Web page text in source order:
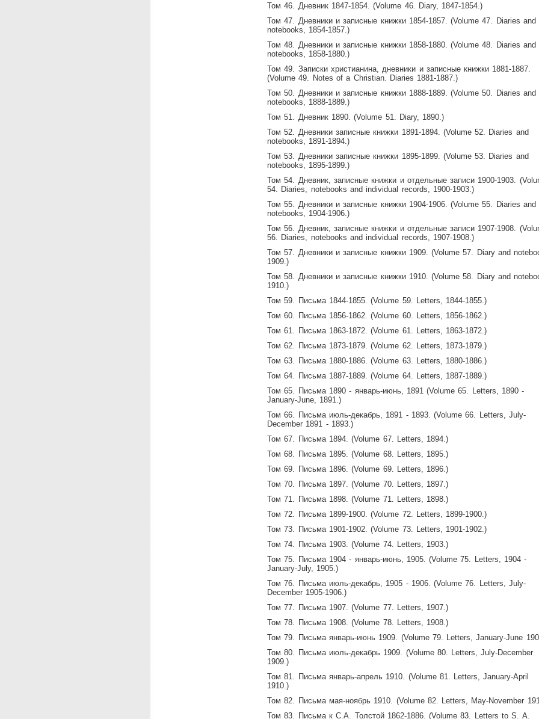
Том 46. Дневник 1847-1854. (Volume 46. Diary, 1847-1854.)
Том 47. Дневники и записные книжки 1854-1857. (Volume 47. Diaries and
notebooks, 1854-1857.)
Том 48. Дневники и записные книжки 1858-1880. (Volume 48. Diaries and
notebooks, 1858-1880.)
Том 49. Записки христианина, дневники и записные книжки 1881-1887.
(Volume 49. Notes of a Christian. Diaries 1881-1887.)
Том 50. Дневники и записные книжки 1888-1889. (Volume 50. Diaries and
notebooks, 1888-1889.)
Том 51. Дневник 1890. (Volume 51. Diary, 1890.)
Том 52. Дневники записные книжки 1891-1894. (Volume 52. Diaries and
notebooks, 1891-1894.)
Том 53. Дневники записные книжки 1895-1899. (Volume 53. Diaries and
notebooks, 1895-1899.)
Том 54. Дневник, записные книжки и отдельные записи 1900-1903.
54. Diaries, notebooks and individual records, 1900-1903.)
Том 55. Дневники и записные книжки 1904-1906. (Volume 55. Diaries and
notebooks, 1904-1906.)
Том 56. Дневник, записные книжки и отдельные записи 1907-1908.
56. Diaries, notebooks and individual records, 1907-1908.)
Том 57. Дневники и записные книжки 1909. (Volume 57. Diary and
1909.)
Том 58. Дневники и записные книжки 1910. (Volume 58. Diary and
1910.)
Том 59. Письма 1844-1855. (Volume 59. Letters, 1844-1855.)
Том 60. Письма 1856-1862. (Volume 60. Letters, 1856-1862.)
Том 61. Письма 1863-1872. (Volume 61. Letters, 1863-1872.)
Том 62. Письма 1873-1879. (Volume 62. Letters, 1873-1879.)
Том 63. Письма 1880-1886. (Volume 63. Letters, 1880-1886.)
Том 64. Письма 1887-1889. (Volume 64. Letters, 1887-1889.)
Том 65. Письма 1890 - январь-июнь, 1891 (Volume 65. Letters, 1890 -
January-June, 1891.)
Том 66. Письма июль-декабрь, 1891 - 1893. (Volume 66. Letters, July-
December 1891 - 1893.)
Том 67. Письма 1894. (Volume 67. Letters, 1894.)
Том 68. Письма 1895. (Volume 68. Letters, 1895.)
Том 69. Письма 1896. (Volume 69. Letters, 1896.)
Том 70. Письма 1897. (Volume 70. Letters, 1897.)
Том 71. Письма 1898. (Volume 71. Letters, 1898.)
Том 72. Письма 1899-1900. (Volume 72. Letters, 1899-1900.)
Том 73. Письма 1901-1902. (Volume 73. Letters, 1901-1902.)
Том 74. Письма 1903. (Volume 74. Letters, 1903.)
Том 75. Письма 1904 - январь-июнь, 1905. (Volume 75. Letters, 1904 -
January-July, 1905.)
Том 76. Письма июль-декабрь, 1905 - 1906. (Volume 76. Letters, July-
December 1905-1906.)
Том 77. Письма 1907. (Volume 77. Letters, 1907.)
Том 78. Письма 1908. (Volume 78. Letters, 1908.)
Том 79. Письма январь-июнь 1909. (Volume 79. Letters, January-June
Том 80. Письма июль-декабрь 1909. (Volume 80. Letters, July-December
1909.)
Том 81. Письма январь-апрель 1910. (Volume 81. Letters, January-April
1910.)
Том 82. Письма мая-ноябрь 1910. (Volume 82. Letters, May-November
Том 83. Письма к С.А. Толстой 1862-1886. (Volume 83. Letters to S. A.